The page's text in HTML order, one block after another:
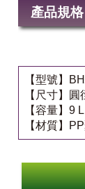
產品規格
【型號】
【尺寸】
【容量】9
【材質】